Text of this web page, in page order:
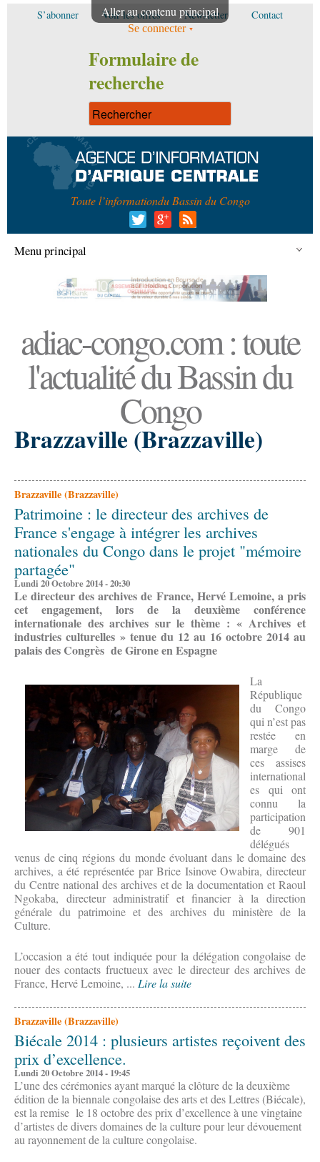
Aller au contenu principal
S’abonner Voir les offres Newsletter Contact
Se connecter
Formulaire de
recherche
Toute l’informationdu Bassin du Congo
Menu principal
adiac-congo.com : toute
l'actualité du Bassin du
Congo
Brazzaville (Brazzaville)
Brazzaville (Brazzaville)
Patrimoine : le directeur des archives de
France s'engage à intégrer les archives
nationales du Congo dans le projet "mémoire
partagée"
Lundi 20 Octobre 2014 - 20:30
Le directeur des archives de France, Hervé Lemoine, a pris
cet engagement, lors de la deuxième conférence
internationale des archives sur le thème : « Archives et
industries culturelles » tenue du 12 au 16 octobre 2014 au
palais des Congrès de Girone en Espagne
La
République
du Congo
qui n’est pas
restée en
marge de
ces assises
international
es qui ont
connu la
participation
de 901
délégués
venus de cinq régions du monde évoluant dans le domaine des
archives, a été représentée par Brice Isinove Owabira, directeur
du Centre national des archives et de la documentation et Raoul
Ngokaba, directeur administratif et financier à la direction
générale du patrimoine et des archives du ministère de la
Culture.
L’occasion a été tout indiquée pour la délégation congolaise de
nouer des contacts fructueux avec le directeur des archives de
France, Hervé Lemoine, ... Lire la suite
Brazzaville (Brazzaville)
Biécale 2014 : plusieurs artistes reçoivent des
prix d’excellence.
Lundi 20 Octobre 2014 - 19:45
L’une des cérémonies ayant marqué la clôture de la deuxième
édition de la biennale congolaise des arts et des Lettres (Biécale),
est la remise le 18 octobre des prix d’excellence à une vingtaine
d’artistes de divers domaines de la culture pour leur dévouement
au rayonnement de la culture congolaise.